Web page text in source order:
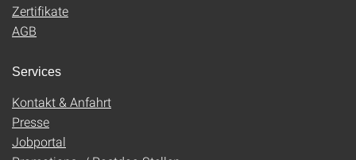
Zertifikate
AGB
Services
Kontakt & Anfahrt
Presse
Jobportal